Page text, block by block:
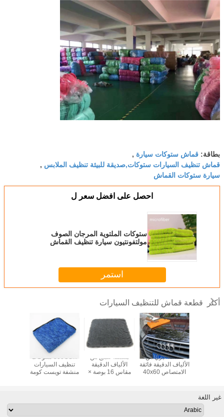
بطاقة: قماش ستوكات سيارة ,
قماش تنظيف السيارات ستوكات,صديقة للبيئة تنظيف الملابس ,
سيارة ستوكات القماش
احصل على افضل سعر ل
ستوكات الملتوية المرجان الصوف
مولتفونتيون سيارة تنظيف القماش
استمر
أكثر قطعة قماش للتنظيف السيارات
فائقة
خالية
800GSM ستوكات
تنظيف السيارات
منشفة تويست كومة
منشفة تلميع من
الألياف الدقيقة
مقاس 16 بوصة ×
70٪ بوليستر 30٪
منشفة تيري من
الألياف الدقيقة فائقة
الامتصاص 40x60
الدقيقة
سريع
من الوبر
غير اللغة